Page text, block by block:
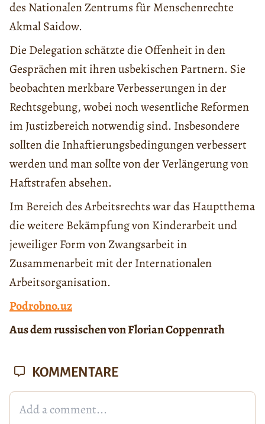
des Nationalen Zentrums für Menschenrechte
Akmal Saidow.
Die Delegation schätzte die Offenheit in den
Gesprächen mit ihren usbekischen Partnern. Sie
beobachten merkbare Verbesserungen in der
Rechtsgebung, wobei noch wesentliche Reformen
im Justizbereich notwendig sind. Insbesondere
sollten die Inhaftierungsbedingungen verbessert
werden und man sollte von der Verlängerung von
Haftstrafen absehen.
Im Bereich des Arbeitsrechts war das Hauptthema
die weitere Bekämpfung von Kinderarbeit und
jeweiliger Form von Zwangsarbeit in
Zusammenarbeit mit der Internationalen
Arbeitsorganisation.
Podrobno.uz
Aus dem russischen von Florian Coppenrath
KOMMENTARE